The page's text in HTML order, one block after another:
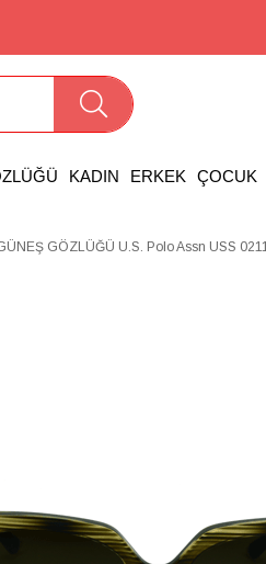
KADIN ERKEK ÇOCUK
GÖZLÜĞÜ U.S. Polo Assn USS